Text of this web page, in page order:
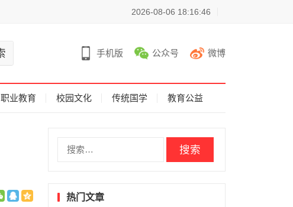
2026-08-06 18:16:46
手机版 公众号 微博
职业教育 校园文化 传统国学 教育公益
热门文章